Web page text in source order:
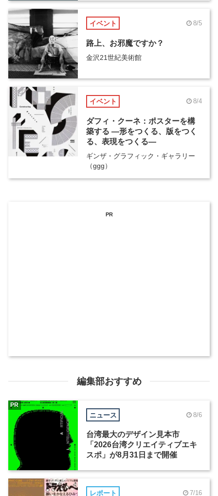
イベント 8/5
路上、お邪魔ですか？
金沢21世紀美術館
イベント 8/4
ダフィ・クーネ：ポスターを構
築する ―形をつくる、版をつく
る、表現をつくる―
ギンザ・グラフィック・ギャラリー
（ggg）
PR
編集部おすすめ
ニュース 8/6
台湾最大のデザイン見本市
「2026台湾クリエイティブエキ
スポ」が8月31日まで開催
PR
レポート 7/16